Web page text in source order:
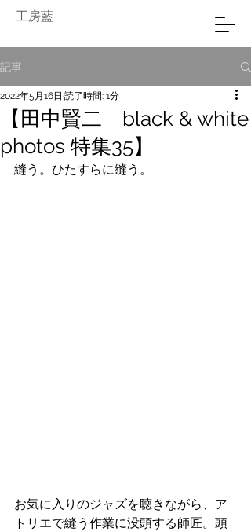
工房藍
記事
【田中賢二 black & white
photos 特集35】
2022年5月16日 読了時間: 1分
縫う。ひたすらに縫う。
お気に入りのジャズを聴きながら、ア
トリエで縫う作業に没頭する師匠。頭